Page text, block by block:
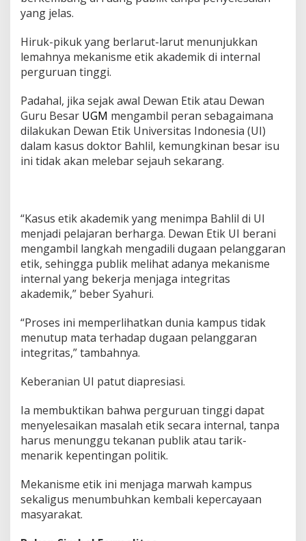
yang jelas.
Hiruk-pikuk yang berlarut-larut menunjukkan
lemahnya mekanisme etik akademik di internal
perguruan tinggi.
Padahal, jika sejak awal Dewan Etik atau Dewan
Guru Besar UGM mengambil peran sebagaimana
dilakukan Dewan Etik Universitas Indonesia (UI)
dalam kasus doktor Bahlil, kemungkinan besar isu
ini tidak akan melebar sejauh sekarang.
“Kasus etik akademik yang menimpa Bahlil di UI
menjadi pelajaran berharga. Dewan Etik UI berani
mengambil langkah mengadili dugaan pelanggaran
etik, sehingga publik melihat adanya mekanisme
internal yang bekerja menjaga integritas
akademik,” beber Syahuri.
“Proses ini memperlihatkan dunia kampus tidak
menutup mata terhadap dugaan pelanggaran
integritas,” tambahnya.
Keberanian UI patut diapresiasi.
Ia membuktikan bahwa perguruan tinggi dapat
menyelesaikan masalah etik secara internal, tanpa
harus menunggu tekanan publik atau tarik-
menarik kepentingan politik.
Mekanisme etik ini menjaga marwah kampus
sekaligus menumbuhkan kembali kepercayaan
masyarakat.